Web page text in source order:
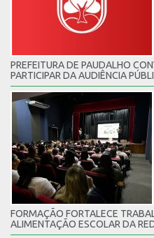
PREFEITURA DE PAUDALHO
PARTICIPAR DA AUDIÊNCIA
FORMAÇÃO FORTALECE
ALIMENTAÇÃO ESCOLAR DA